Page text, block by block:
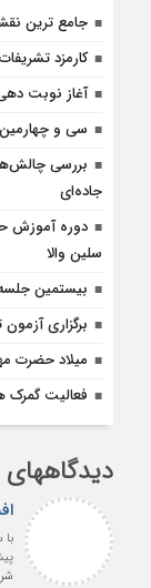
جامع ترین
کارمزد تشریفات
آغاز نوبت
سی و
بررسی
جاده‌ای
دوره آموزش
سلین والا
بیستمین
برگزاری
میلاد حضرت
فعالیت
دیدگاههای